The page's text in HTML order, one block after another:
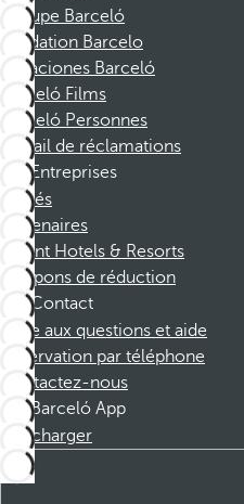
Groupe Barceló
Fondation Barcelo
Vacaciones Barceló
Barceló Films
Barceló Personnes
Portail de réclamations
Entreprises
Affiliés
Partenaires
Dorint Hotels & Resorts
Coupons de réduction
Contact
Foire aux questions et aide
Réservation par téléphone
Contactez-nous
Barceló App
Télécharger